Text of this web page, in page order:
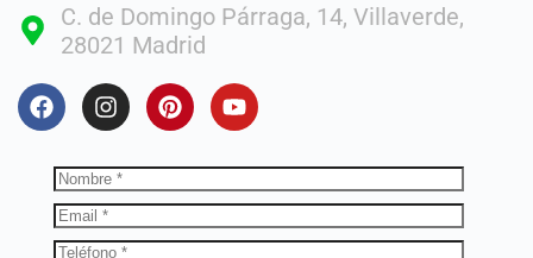
C. de Domingo Párraga, 14, Villaverde,
28021 Madrid